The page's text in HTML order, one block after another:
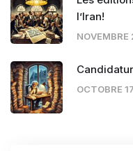
l’Iran!
OCTOBRE